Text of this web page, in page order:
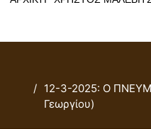
/ 12-3-2025: Ο
Γεωργίου)